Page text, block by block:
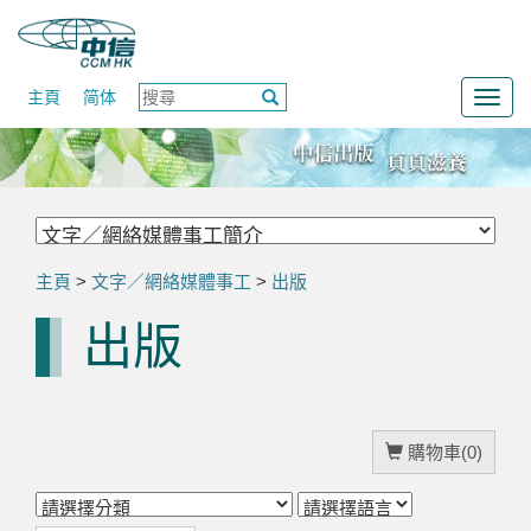
主頁 简体
主頁 > 文字／網絡媒體事工 > 出版
出版
購物車(0)